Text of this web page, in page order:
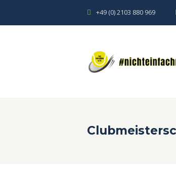
+49 (0) 2103 880 969